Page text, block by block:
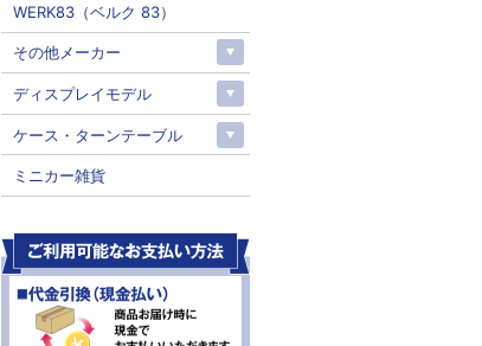
WERK83（ベルク 83）
その他メーカー
ディスプレイモデル
ケース・ターンテーブル
ミニカー雑貨